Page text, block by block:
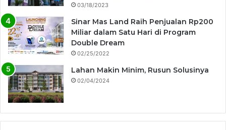
03/18/2023
Sinar Mas Land Raih Penjualan Rp200
Miliar dalam Satu Hari di Program
Double Dream
02/25/2022
Lahan Makin Minim, Rusun Solusinya
02/04/2024